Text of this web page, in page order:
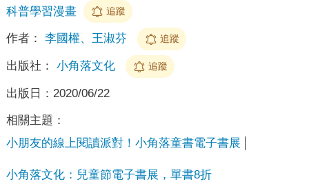
科普學習漫畫
追蹤
作者： 李國權、王淑芬 追蹤
出版社： 小角落文化 追蹤
出版日： 2020/06/22
相關主題：
小朋友的線上閱讀派對！小角落童書電子書展
小角落文化：兒童節電子書展，單書8折